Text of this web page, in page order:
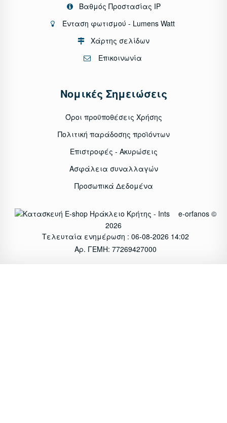
Βαθμός Προστασίας IP
Ένταση φωτισμού - Lumens Watt
Χάρτης σελίδων
Επικοινωνία
Νομικές Σημειώσεις
Όροι προϋποθέσεις Χρήσης
Πολιτική παράδοσης προϊόντων
Επιστροφές - Ακυρώσεις
Ασφάλεια συναλλαγών
Προσωπικά Δεδομένα
e-orfanos ©
2026
Τελευταία ενημέρωση : 06-08-2026 14:02
Αρ. ΓΕΜΗ: 77269427000